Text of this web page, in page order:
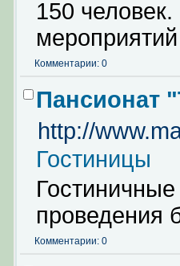
150
Комментарии: 0
Пансионат
http://
Гостиницы
проведения
Комментарии: 0